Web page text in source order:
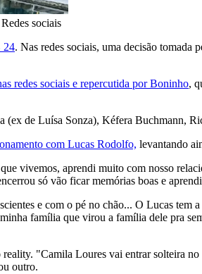
sociais
24. Nas redes sociais, uma decisão tomada
redes sociais e repercutida por Boninho,
(ex de Luísa Sonza), Kéfera Buchmann,
com Lucas Rodolfo, levantando
vivemos, aprendi muito com nosso
só vão ficar memórias boas e
e com o pé no chão... O Lucas
família que virou a família dele pra
reality. "Camila Loures vai entrar
outro.